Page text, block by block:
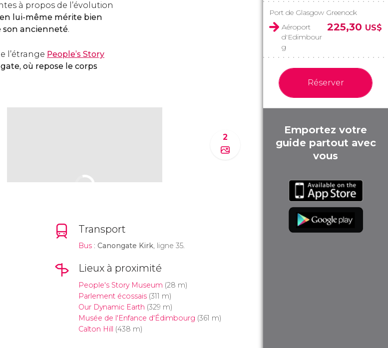
à propos de l’évolution
en lui-même mérite bien
son ancienneté.
l’étrange People’s Story
où repose le corps
2
Transport
Bus: Canongate Kirk, ligne 35.
Lieux à proximité
People's Story Museum (28 m)
Parlement écossais(311 m)
Our Dynamic Earth (329 m)
Musée de l'Enfance d'Édimbourg (361 m)
Calton Hill (438 m)
Port de Glasgow Greenock
Aéroport
d'Edimbour
g
225,30 US$
Réserver
Emportez votre
guide partout avec
vous